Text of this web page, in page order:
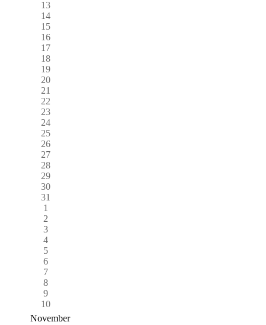
13
14
15
16
17
18
19
20
21
22
23
24
25
26
27
28
29
30
31
1
2
3
4
5
6
7
8
9
10
November